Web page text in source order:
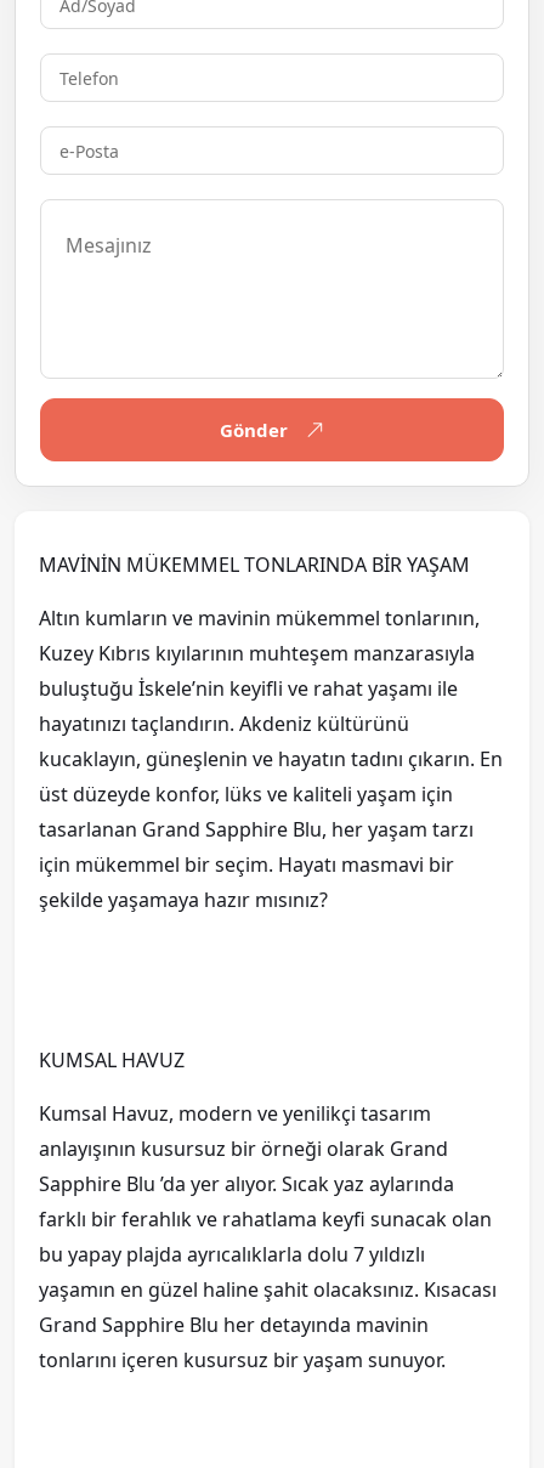
Gönder
MAVİNİN MÜKEMMEL TONLARINDA BİR YAŞAM
Altın kumların ve mavinin mükemmel tonlarının,
Kuzey Kıbrıs kıyılarının muhteşem manzarasıyla
buluştuğu İskele’nin keyifli ve rahat yaşamı ile
hayatınızı taçlandırın. Akdeniz kültürünü
kucaklayın, güneşlenin ve hayatın tadını çıkarın. En
üst düzeyde konfor, lüks ve kaliteli yaşam için
tasarlanan Grand Sapphire Blu, her yaşam tarzı
için mükemmel bir seçim. Hayatı masmavi bir
şekilde yaşamaya hazır mısınız?
KUMSAL HAVUZ
Kumsal Havuz, modern ve yenilikçi tasarım
anlayışının kusursuz bir örneği olarak Grand
Sapphire Blu ’da yer alıyor. Sıcak yaz aylarında
farklı bir ferahlık ve rahatlama keyfi sunacak olan
bu yapay plajda ayrıcalıklarla dolu 7 yıldızlı
yaşamın en güzel haline şahit olacaksınız. Kısacası
Grand Sapphire Blu her detayında mavinin
tonlarını içeren kusursuz bir yaşam sunuyor.